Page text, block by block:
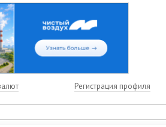
Регистрация профиля